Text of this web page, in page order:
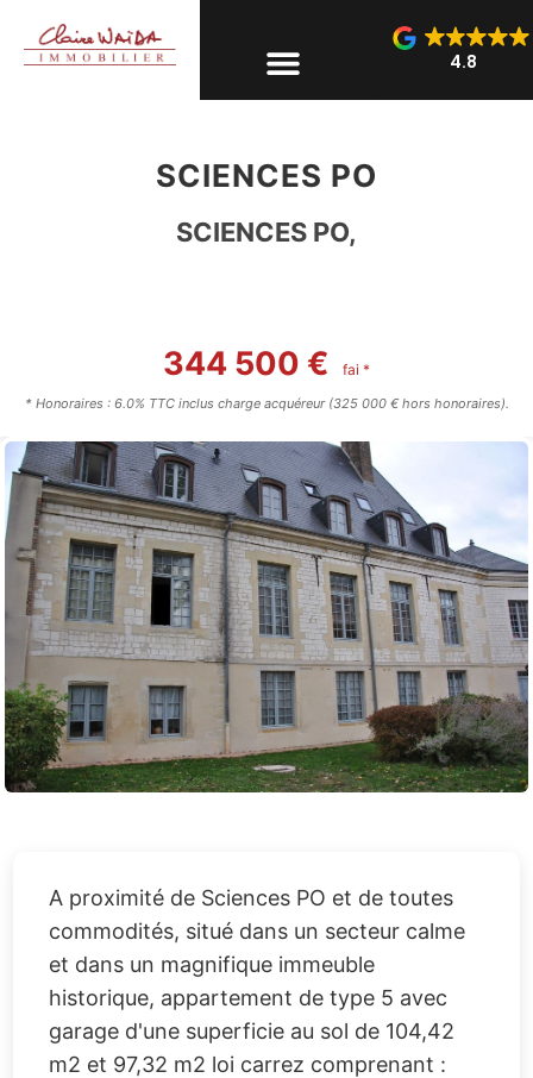
4.8
SCIENCES PO
SCIENCES PO,
344 500 € fai *
* Honoraires : 6.0% TTC inclus charge acquéreur (325 000 € hors honoraires).
A proximité de Sciences PO et de toutes
commodités, situé dans un secteur calme
et dans un magnifique immeuble
historique, appartement de type 5 avec
garage d'une superficie au sol de 104,42
m2 et 97,32 m2 loi carrez comprenant :